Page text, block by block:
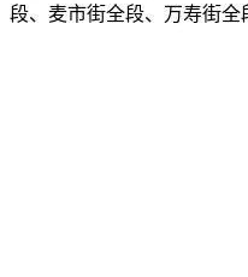
段、麦市街全段、万寿街